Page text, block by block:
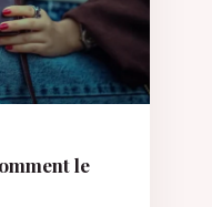
le